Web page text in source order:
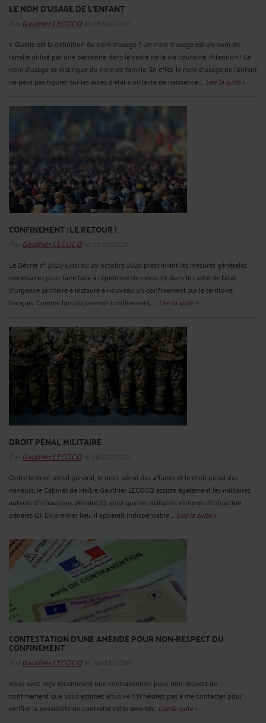
LE NOM D'USAGE DE L'ENFANT
Par Gauthier LECOCQ le 06/12/2020
1. Quelle est la définition du nom d’usage ? Un nom d'usage est un nom de
famille utilisé par une personne dans le cadre de la vie courante. Attention ! Le
nom d’usage se distingue du nom de famille. En effet, le nom d’usage de l’enfant
ne peut pas figurer sur les actes d’état civil (acte de naissance ... Lire la suite >
CONFINEMENT : LE RETOUR !
Par Gauthier LECOCQ le 01/11/2020
Le Décret n° 2020-1310 du 29 octobre 2020 prescrivant les mesures générales
nécessaires pour faire face à l'épidémie de covid-19 dans le cadre de l'état
d'urgence sanitaire a instauré à nouveau un confinement sur le territoire
français. Comme lors du premier confinement, ... Lire la suite >
DROIT PÉNAL MILITAIRE
Par Gauthier LECOCQ le 14/07/2020
Outre le droit pénal général, le droit pénal des affaires et le droit pénal des
mineurs, le Cabinet de Maître Gauthier LECOCQ assiste également les militaires
auteurs d'infractions pénales (1), ainsi que les militaires victimes d’infraction
pénales (2). En premier lieu, il apparaît indispensable ... Lire la suite >
CONTESTATION D'UNE AMENDE POUR NON-RESPECT DU
CONFINEMENT
Par Gauthier LECOCQ le 24/04/2020
Vous avez reçu récemment une contravention pour non-respect du
confinement que vous estimez abusive ? N'hésitez pas à me contacter pour
vérifier la possibilité de contester cette amende. Lire la suite >